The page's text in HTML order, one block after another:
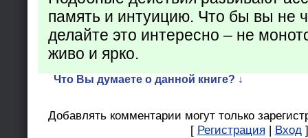
память и интуицию. Что бы вы не
делайте это интересно – не
живо и ярко.
Что Вы думаете о данной книге? ↓
Добавлять комментарии могут только
[ Регистрация | Вход]